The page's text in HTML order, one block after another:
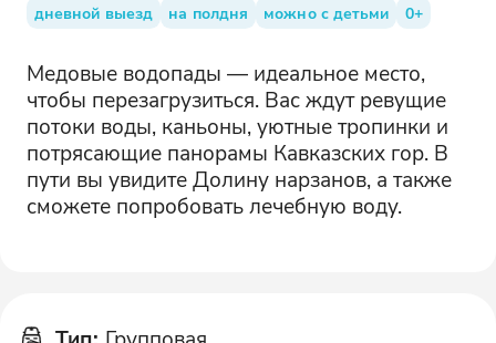
дневной выезд
на полдня можно с детьми 0+
Медовые водопады — идеальное место,
чтобы перезагрузиться. Вас ждут ревущие
потоки воды, каньоны, уютные тропинки и
потрясающие панорамы Кавказских гор. В
пути вы увидите Долину нарзанов, а также
сможете попробовать лечебную воду.